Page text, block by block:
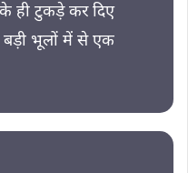
ही टुकड़े कर दिए
बड़ी भूलों में से एक